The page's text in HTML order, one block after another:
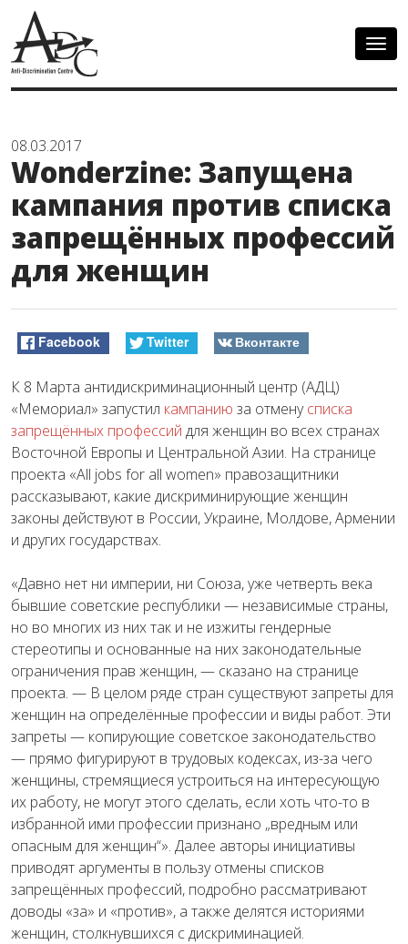
08.03.2017
Wonderzine: Запущена
кампания против списка
запрещённых профессий
для женщин
Facebook Twitter Вконтакте
К 8 Марта антидискриминационный центр (АДЦ)
«Мемориал» запустил кампанию за отменусписка
запрещённых профессий для женщин во всех странах
Восточной Европы и Центральной Азии. На странице
проекта «All jobs for all women» правозащитники
рассказывают, какие дискриминирующие женщин
законы действуют в России, Украине, Молдове, Армении
и других государствах.
«Давно нет ни империи, ни Союза, уже четверть века
бывшие советские республики — независимые страны,
но во многих из них так и не изжиты гендерные
стереотипы и основанные на них законодательные
ограничения прав женщин, — сказано на странице
проекта. — В целом ряде стран существуют запреты для
женщин на определённые профессии и виды работ. Эти
запреты — копирующие советское законодательство
— прямо фигурируют в трудовых кодексах, из-за чего
женщины, стремящиеся устроиться на интересующую
их работу, не могут этого сделать, если хоть что-то в
избранной ими профессии признано „вредным или
опасным для женщин“». Далее авторы инициативы
приводят аргументы в пользу отмены списков
запрещённых профессий, подробно рассматривают
доводы «за» и «против», а также делятся историями
женщин, столкнувшихся с дискриминацией.